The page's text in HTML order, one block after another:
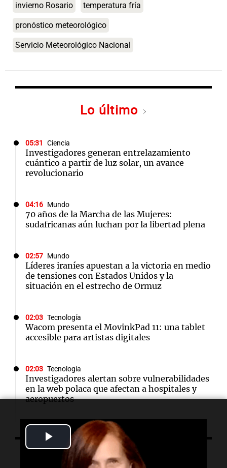
Play
Video
invierno Rosario temperatura fría
pronóstico meteorológico
Servicio Meteorológico Nacional
Lo último
05:31 Ciencia
Investigadores generan entrelazamiento
cuántico a partir de luz solar, un avance
revolucionario
04:16 Mundo
70 años de la Marcha de las Mujeres:
sudafricanas aún luchan por la libertad plena
02:57 Mundo
Líderes iraníes apuestan a la victoria en medio
de tensiones con Estados Unidos y la
situación en el estrecho de Ormuz
02:03 Tecnología
Wacom presenta el MovinkPad 11: una tablet
accesible para artistas digitales
02:03 Tecnología
Investigadores alertan sobre vulnerabilidades
en la web polaca que afectan a hospitales y
aeropuertos
01:49
Trump vuelve a intentar limitar la ciudadanía
por nacimiento con nuevas órdenes ejecutivas
Escuchá lo último